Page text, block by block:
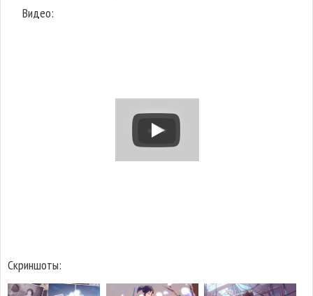
Видео:
Скриншоты: